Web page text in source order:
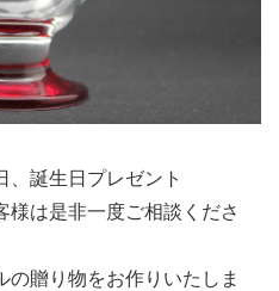
、誕生日プレゼント
様は是非一度ご相談くださ
贈り物をお作りいたしま